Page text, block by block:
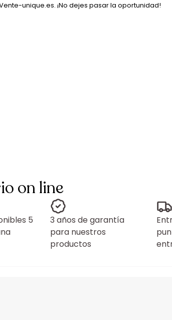
unique.es. ¡No dejes pasar la oportunidad!
on line
5
3 años de garantía
para nuestros
productos